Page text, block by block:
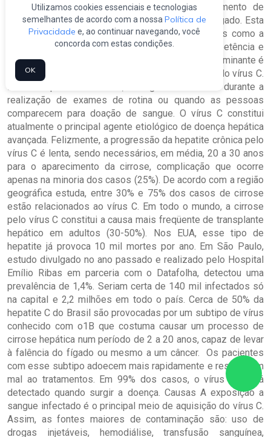
índice de cronificação (>85%) leva ao aparecimento de
seqüelas, como a cirrose e o tumor primário de fígado. Esta
evolução é provavelmente influenciada por fatores como a
via de infecção, idade do hospedeiro, imunocompetência e
perfil genético do portador. Felizmente, a forma fulminante é
raramente descrita em pacientes com infecção pelo vírus C.
Na maior parte dos casos, o diagnóstico é feito durante a
realização de exames de rotina ou quando as pessoas
comparecem para doação de sangue. O vírus C constitui
atualmente o principal agente etiológico de doença hepática
avançada. Felizmente, a progressão da hepatite crônica pelo
vírus C é lenta, sendo necessários, em média, 20 a 30 anos
para o aparecimento da cirrose, complicação que ocorre
apenas na minoria dos casos (25%). De acordo com a região
geográfica estuda, entre 30% e 75% dos casos de cirrose
estão relacionados ao vírus C. Em todo o mundo, a cirrose
pelo vírus C constitui a causa mais freqüente de transplante
hepático em adultos (30-50%). Nos EUA, esse tipo de
hepatite já provoca 10 mil mortes por ano. Em São Paulo,
estudo divulgado no ano passado e realizado pelo Hospital
Emílio Ribas em parceria com o Datafolha, detectou uma
prevalência de 1,4%. Seriam certa de 140 mil infectados só
na capital e 2,2 milhões em todo o país. Cerca de 50% da
hepatite C do Brasil são provocadas por um subtipo de vírus
conhecido com o1B que costuma causar um processo de
cirrose hepática num período de 2 a 20 anos, capaz de levar
à falência do fígado ou mesmo a um câncer. Os pacientes
com esse subtipo adoecem mais rapidamente e respondem
mal ao tratamentos. Em 99% dos casos, o vírus só será
detectado quando surgir a doença. Causas A exposição a
sangue infectado é o principal meio de aquisição do vírus C.
Assim, as fontes maiores de contaminação são: uso de
drogas injetáveis, hemodiálise, transfusão sanguínea,
Utilizamos cookies essenciais e tecnologias
semelhantes de acordo com a nossa Política de
Privacidade e, ao continuar navegando, você
concorda com estas condições.
OK